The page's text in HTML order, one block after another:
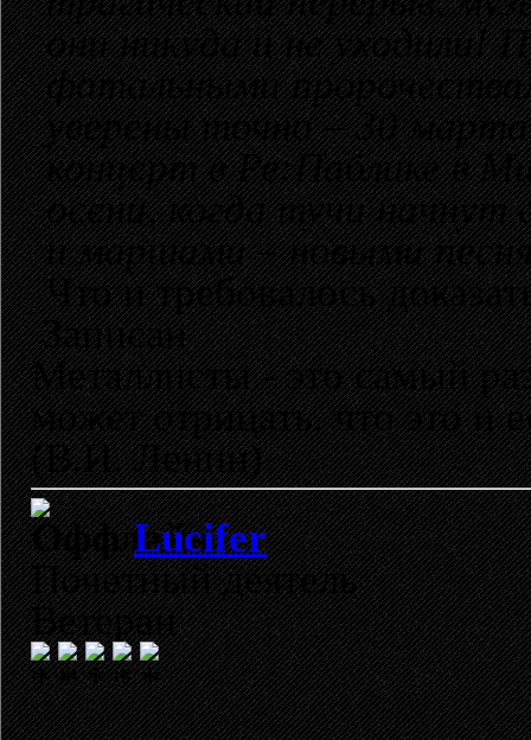
они никуда и не уходили!
фатальными
уверены точно – 30
концерт в Ре:Паблике в
осени, когда тучи
и маршами – новыми
Что и требовалось
Записан
Металлисты - это самый
может отрицать, что это и
(В.И. Ленин)
Lucifer
Почетный деятель
Ветеран